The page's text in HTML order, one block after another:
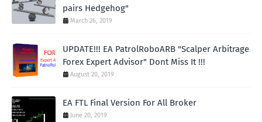
pairs Hedgehog"
March 26, 2019
UPDATE!!! EA PatrolRoboARB "Scalper Arbitrage
Forex Expert Advisor" Dont Miss It !!!
August 20, 2019
EA FTL Final Version For All Broker
June 20, 2019